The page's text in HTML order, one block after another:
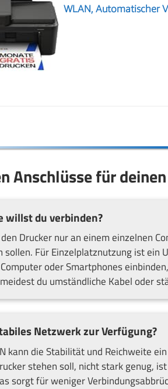
WLAN, Automatischer
Anschlüsse für
willst du verbinden?
Drucker nur an einem einzelnen
Für Einzelplatznutzung ist ein
oder Smartphones
du umständliche Kabel oder
Netzwerk zur Verfügung?
kann die Stabilität und Reichweite
stehen soll, nicht stark genug,
sorgt für weniger